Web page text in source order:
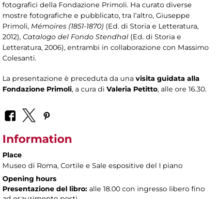
fotografici della Fondazione Primoli. Ha curato diverse
mostre fotografiche e pubblicato, tra l’altro, Giuseppe
Primoli, Mémoires (1851-1870) (Ed. di Storia e Letteratura,
2012), Catalogo del Fondo Stendhal (Ed. di Storia e
Letteratura, 2006), entrambi in collaborazione con Massimo
Colesanti.
La presentazione è preceduta da una visita guidata alla
Fondazione Primoli, a cura di Valeria Petitto, alle ore 16.30.
Information
Place
Museo di Roma, Cortile e Sale espositive del I piano
Opening hours
Presentazione del libro: alle 18.00 con ingresso libero fino